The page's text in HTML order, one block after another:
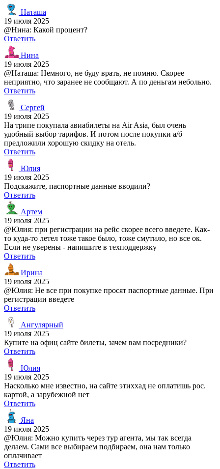
Наташа
19 июля 2025
@Нина: Какой процент?
Ответить
Нина
19 июля 2025
@Наташа: Немного, не буду врать, не помню. Скорее
неприятно, что заранее не сообщают. А по деньгам небольно.
Ответить
Сергей
19 июля 2025
На трипе покупала авиабилеты на Air Asia, был очень
удобный выбор тарифов. И потом после покупки а/б
предложили хорошую скидку на отель.
Ответить
Юлия
19 июля 2025
Подскажите, паспортные данные вводили?
Ответить
Артем
19 июля 2025
@Юлия: при регистрации на рейс скорее всего введете. Как-
то куда-то летел тоже такое было, тоже смутило, но все ок.
Если не уверены - напишите в техподдержку
Ответить
Ирина
19 июля 2025
@Юлия: Не все при покупке просят паспортные данные. При
регистрации введете
Ответить
Ангулярный
19 июля 2025
Купите на офиц сайте билеты, зачем вам посредники?
Ответить
Юлия
19 июля 2025
Насколько мне известно, на сайте этиххад не оплатишь рос.
картой, а зарубежной нет
Ответить
Яна
19 июля 2025
@Юлия: Можно купить через тур агента, мы так всегда
делаем. Сами все выбираем подбираем, она нам только
оплачивает
Ответить